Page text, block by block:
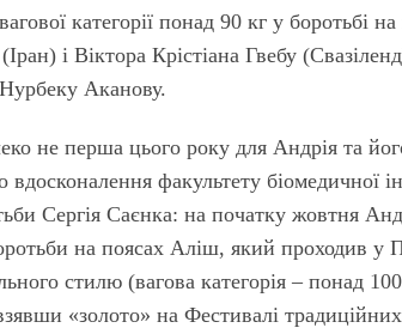
категорії понад 90 кг у боротьбі
і Віктора Крістіана Гвебу
Аканову.
не перша цього року для Андрія та
вдосконалення факультету біомедичної
Сергія Саєнка: на початку жовтня
на поясах Аліш, який проходив у
стилю (вагова категорія – понад
«золото» на Фестивалі